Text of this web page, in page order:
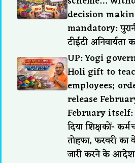
decision
mandatory:
टीईटी
UP: Yogi
Holi gift to
employees;
release
February itself:
दिया शिक्षकों-
तोहफा, फरवरी का
जारी करने के आदेश